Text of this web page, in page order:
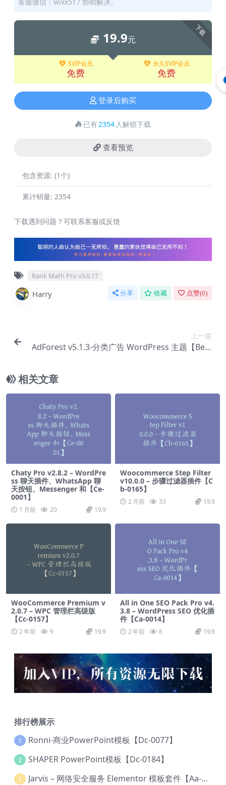
下载
19.9元
SVIP会员
免费
永久SVIP会员
免费
登录后购买
已有2354 人解锁下载
查看预览
包含资源: (1个)
累计销量: 2354
下载遇到问题？可联系客服或反馈
Rank Math Pro v3.0.17
Harry 分享 收藏 点赞(0)
上一篇
AdForest v5.1.3-分类广告 WordPress 主题【Be-0
相关文章
Chaty Pro v2.8.2 – WordPre
ss 聊天插件、WhatsApp 聊
天按钮、Messenger 和【Ce-
0001】
1 月前 20 19.9
Woocommerce Step Filter
v10.0.0 – 步骤过滤器插件【C
b-0165】
2 月前 33 19.9
WooCommerce Premium v
2.0.7 – WPC 管理栏高级版
【Cc-0157】
2 年前 9 19.9
All in One SEO Pack Pro v4.
3.8 – WordPress SEO 优化插
件【Ca-0014】
2 年前 6 19.9
排行榜展示
1 Ronni-商业PowerPoint模板【Dc-0077】
2 SHAPER PowerPoint模板【Dc-0184】
3 Jarvis – 网络安全服务 Elementor 模板套件【Aa-0035】